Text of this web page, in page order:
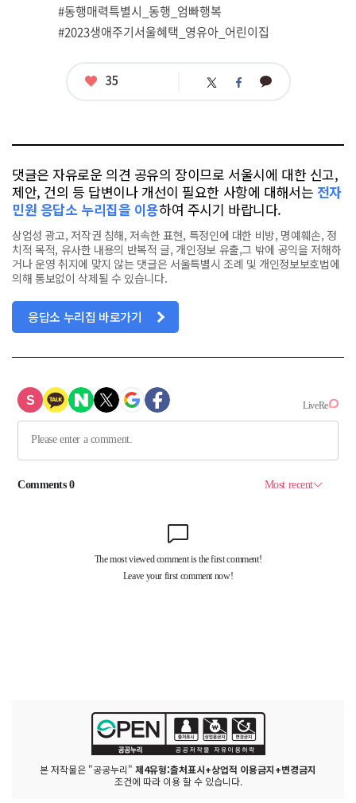
#동행매력특별시_동행_엄빠행복
#2023생애주기서울혜택_영유아_어린이집
좋
35 트 페 카
댓글은 자유로운 의견 공유의 장이므로 서울시에 대한 신고,
제안, 건의 등 답변이나 개선이 필요한 사항에 대해서는 전자
민원 응답소 누리집을 이용하여 주시기 바랍니다.
상업성 광고, 저작권 침해, 저속한 표현, 특정인에 대한 비방, 명예훼손, 정
치적 목적, 유사한 내용의 반복적 글, 개인정보 유출,그 밖에 공익을 저해하
거나 운영 취지에 맞지 않는 댓글은 서울특별시 조례 및 개인정보보호법에
의해 통보없이 삭제될 수 있습니다.
응답소 누리집 바로가기
본 저작물은 "공공누리" 제4유형:출처표시+상업적 이용금지+변경금지
조건에 따라 이용 할 수 있습니다.